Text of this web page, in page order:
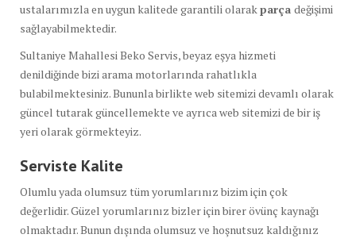
ustalarımızla en uygun kalitede garantili olarakparça değişimi
sağlayabilmektedir.
Sultaniye Mahallesi Beko Servis, beyaz eşya hizmeti
denildiğinde bizi arama motorlarında rahatlıkla
bulabilmektesiniz. Bununla birlikte web sitemizi devamlı olarak
güncel tutarak güncellemekte ve ayrıca web sitemizi de bir iş
yeri olarak görmekteyiz.
Serviste Kalite
Olumlu yada olumsuz tüm yorumlarınız bizim için çok
değerlidir. Güzel yorumlarınız bizler için birer övünç kaynağı
olmaktadır. Bunun dışında olumsuz ve hoşnutsuz kaldığınız